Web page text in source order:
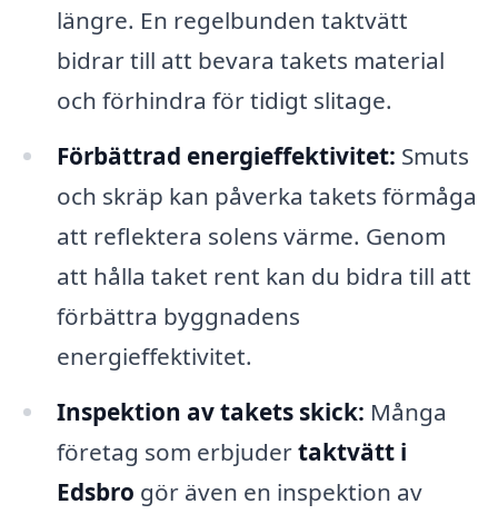
längre. En regelbunden taktvätt
bidrar till att bevara takets material
och förhindra för tidigt slitage.
Förbättrad energieffektivitet: Smuts
och skräp kan påverka takets förmåga
att reflektera solens värme. Genom
att hålla taket rent kan du bidra till att
förbättra byggnadens
energieffektivitet.
Inspektion av takets skick: Många
företag som erbjudertaktvätt i
Edsbro gör även en inspektion av